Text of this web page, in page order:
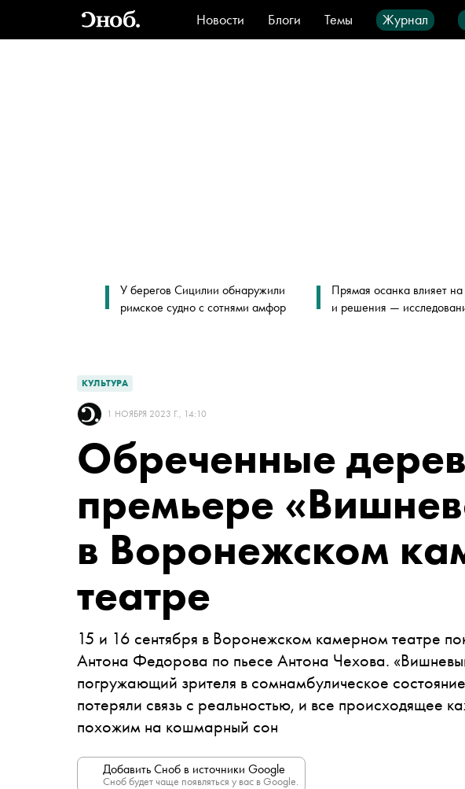
Новости Блоги Темы Журнал
Стиль
Видео Город
У берегов Сицилии обнаружили
римское судно с сотнями амфор
Прямая осанка влияет
и решения —
КУЛЬТУРА
1 НОЯБРЯ 2023 Г., 14:10
Обреченные
премьере
в Воронежском
театре
15 и 16 сентября в Воронежском камерном театре
Антона Федорова по пьесе Антона Чехова.
погружающий зрителя в сомнамбулическое
потеряли связь с реальностью, и все происходящее
похожим на кошмарный сон
Добавить Сноб в источники Google
Сноб будет чаще появляться у вас в Google.